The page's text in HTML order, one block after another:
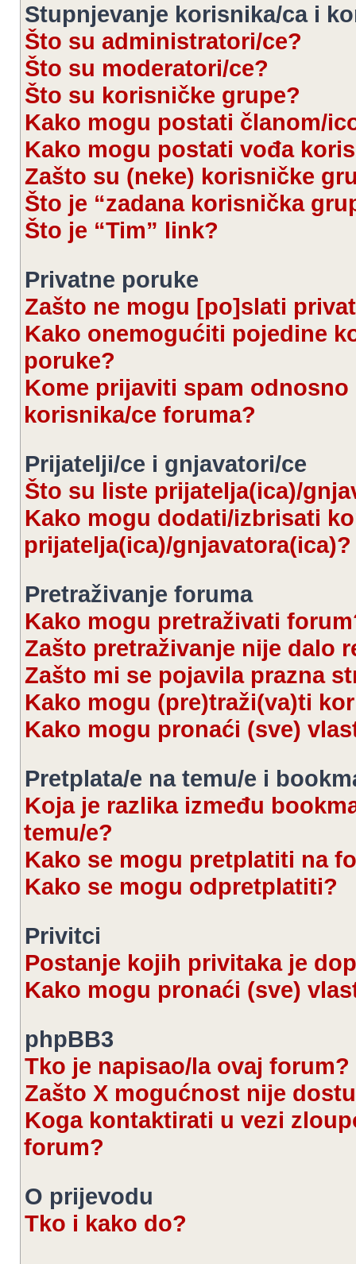
Stupnjevanje korisnika/ca i
Što su administratori/ce?
Što su moderatori/ce?
Što su korisničke grupe?
Kako mogu postati članom/
Kako mogu postati vođa
Zašto su (neke) korisničke
Što je “zadana korisnička
Što je “Tim” link?
Privatne poruke
Zašto ne mogu [po]slati
Kako onemogućiti pojedine
poruke?
Kome prijaviti spam
korisnika/ce foruma?
Prijatelji/ce i gnjavatori/ce
Što su liste prijatelja(ica)/
Kako mogu dodati/izbrisati
prijatelja(ica)/gnjavatora(ica)?
Pretraživanje foruma
Kako mogu pretraživati
Zašto pretraživanje nije dalo
Zašto mi se pojavila prazna
Kako mogu (pre)traži(va)ti
Kako mogu pronaći (sve)
Pretplata/e na temu/e i
Koja je razlika između
temu/e?
Kako se mogu pretplatiti na
Kako se mogu odpretplatiti?
Privitci
Postanje kojih privitaka je
Kako mogu pronaći (sve)
phpBB3
Tko je napisao/la ovaj forum?
Zašto X mogućnost nije
Koga kontaktirati u vezi
forum?
O prijevodu
Tko i kako do?